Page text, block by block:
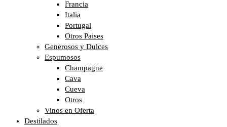
Francia
Italia
Portugal
Otros Paises
Generosos y Dulces
Espumosos
Champagne
Cava
Cueva
Otros
Vinos en Oferta
Destilados